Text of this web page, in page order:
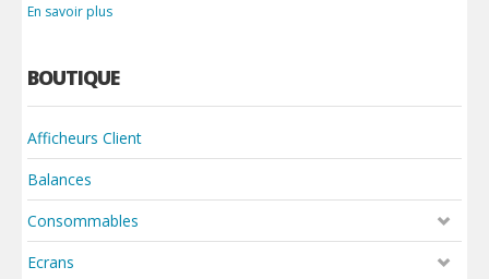
En savoir plus
BOUTIQUE
Afficheurs Client
Balances
Consommables
Ecrans